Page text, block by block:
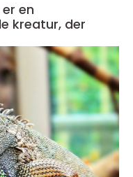
en
kreatur, der